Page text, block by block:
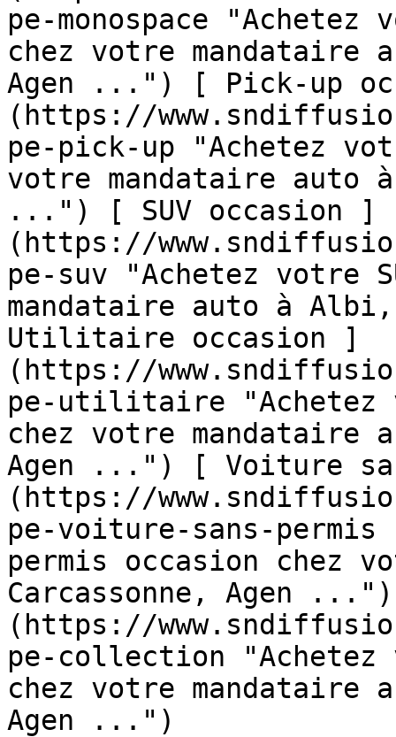
pe-monospace "Achetez
chez votre mandataire
Agen ...") [ Pick-up
(https://
pe-pick-up "Achetez
votre mandataire auto
...") [ SUV occasion ]
(https://
pe-suv "Achetez votre
mandataire auto à
Utilitaire occasion ]
(https://
pe-utilitaire
chez votre mandataire
Agen ...") [ Voiture
(https://
pe-voiture-sans-
permis occasion chez
Carcassonne, Agen
(https://
pe-collection
chez votre mandataire
Agen ...")